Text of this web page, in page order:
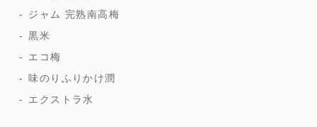
ジャム 完熟南高梅
黒米
エコ梅
味のりふりかけ潤
エクストラ水